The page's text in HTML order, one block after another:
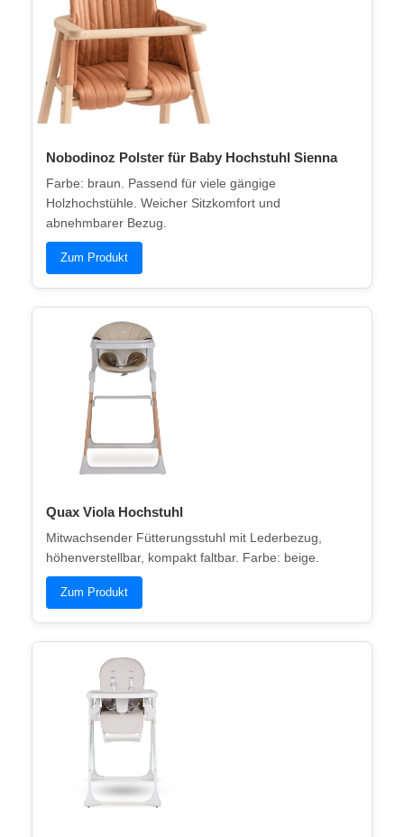
Nobodinoz Polster für Baby Hochstuhl Sienna
Farbe: braun. Passend für viele gängige
Holzhochstühle. Weicher Sitzkomfort und
abnehmbarer Bezug.
Zum Produkt
Quax Viola Hochstuhl
Mitwachsender Fütterungsstuhl mit Lederbezug,
höhenverstellbar, kompakt faltbar. Farbe: beige.
Zum Produkt